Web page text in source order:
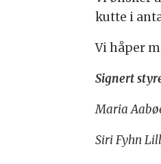
kutte i
Vi håper
Signert
Maria
Siri Fyhn